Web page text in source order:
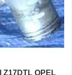
Z17DTL OPEL